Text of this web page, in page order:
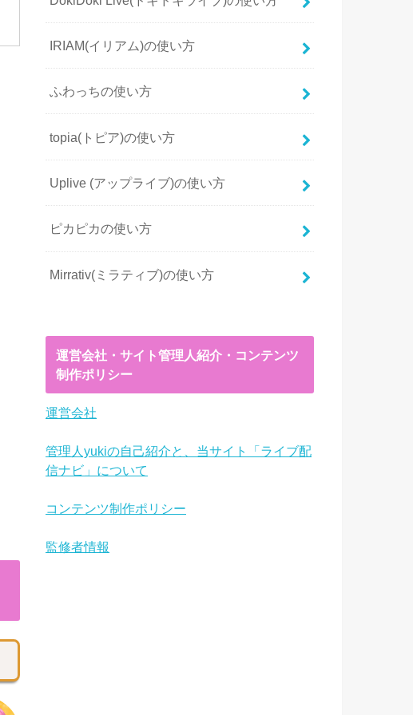
IRIAM(イリアム)の使い方
ふわっちの使い方
topia(トピア)の使い方
Uplive (アップライブ)の使い方
ピカピカの使い方
Mirrativ(ミラティブ)の使い方
運営会社・サイト管理人紹介・コンテンツ
制作ポリシー
運営会社
管理人yukiの自己紹介と、当サイト「ライブ配
信ナビ」について
コンテンツ制作ポリシー
監修者情報